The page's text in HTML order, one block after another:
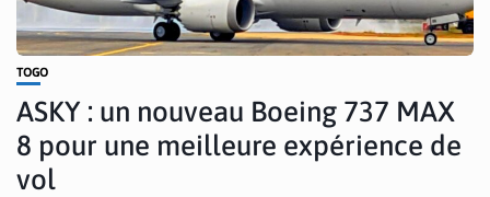
TOGO
ASKY : un nouveau Boeing 737 MAX
8 pour une meilleure expérience de
vol